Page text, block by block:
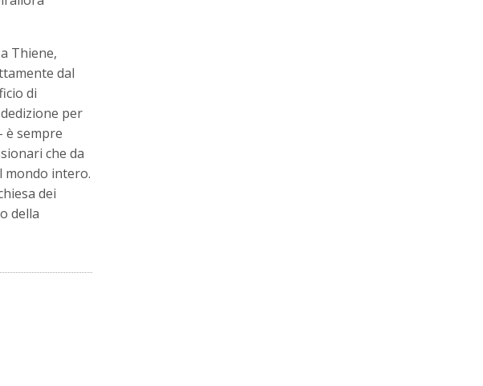
Thiene,
dal
di
per
è sempre
che da
mondo intero.
dei
della